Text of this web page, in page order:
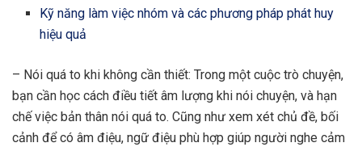
Kỹ năng làm việc nhóm và các phương pháp phát huy
hiệu quả
– Nói quá to khi không cần thiết: Trong một cuộc trò chuyện,
bạn cần học cách điều tiết âm lượng khi nói chuyện, và hạn
chế việc bản thân nói quá to. Cũng như xem xét chủ đề, bối
cảnh để có âm điệu, ngữ điệu phù hợp giúp người nghe cảm